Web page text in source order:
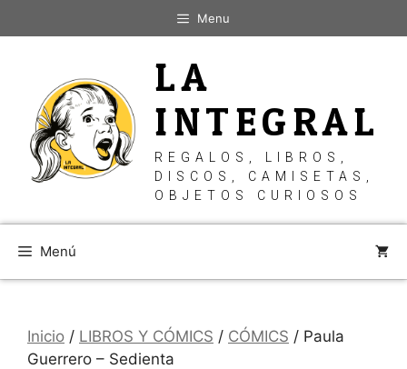
al
Menu
LA
INTEGRAL
REGALOS, LIBROS,
DISCOS, CAMISETAS,
OBJETOS CURIOSOS
Menú
Inicio / LIBROS Y CÓMICS / CÓMICS / Paula
Guerrero – Sedienta